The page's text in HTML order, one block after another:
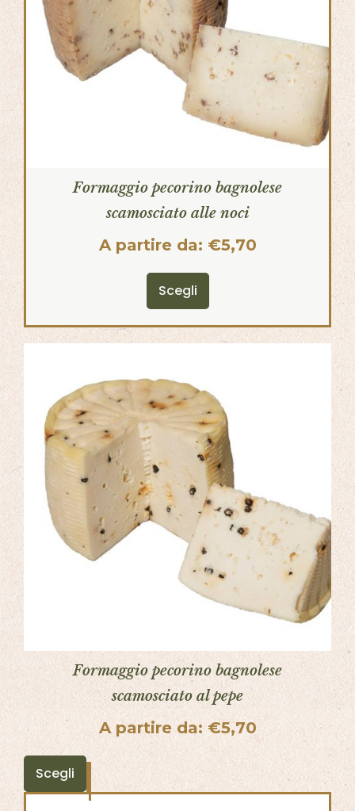
Formaggio pecorino bagnolese
scamosciato alle noci
A partire da: €5,70
Scegli
Formaggio pecorino bagnolese
scamosciato al pepe
A partire da:€5,70
Scegli